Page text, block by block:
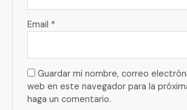
Email *
Guardar mi nombre, correo
web en este navegador para la
haga un comentario.